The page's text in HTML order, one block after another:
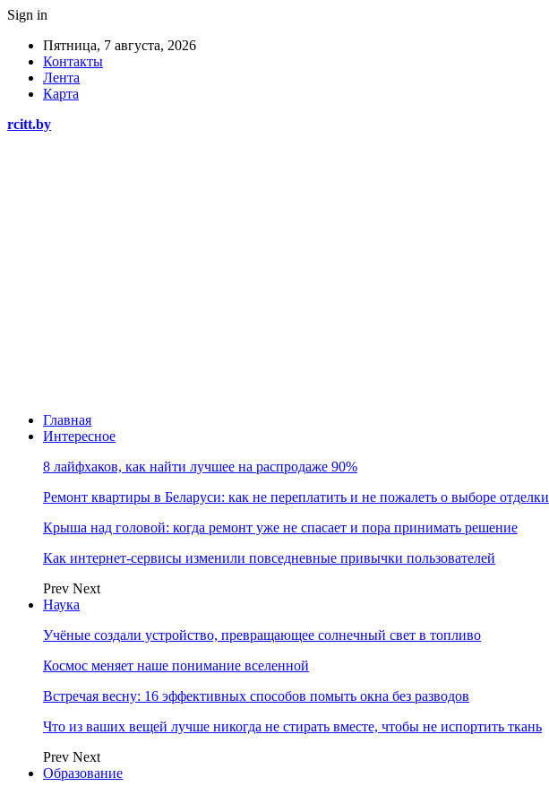
Sign in
Пятница, 7 августа, 2026
Контакты
Лента
Карта
rcitt.by
Главная
Интересное
8 лайфхаков, как найти лучшее на распродаже 90%
Ремонт квартиры в Беларуси: как не переплатить и не пожалеть о выборе отделки
Крыша над головой: когда ремонт уже не спасает и пора принимать решение
Как интернет-сервисы изменили повседневные привычки пользователей
Prev Next
Наука
Учёные создали устройство, превращающее солнечный свет в топливо
Космос меняет наше понимание вселенной
Встречая весну: 16 эффективных способов помыть окна без разводов
Что из ваших вещей лучше никогда не стирать вместе, чтобы не испортить ткань
Prev Next
Образование